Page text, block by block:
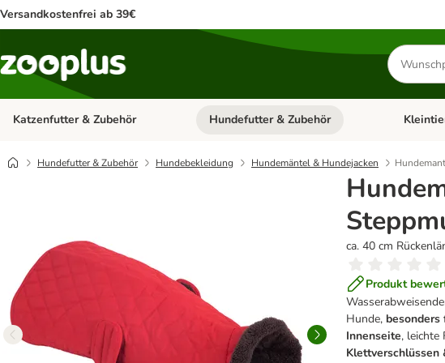
Versandkostenfrei ab 39€
Produkte
suchen
Katzenfutter & Zubehör Kategorie-Menü öffnen: Katzenfutter & Zubehör
Hundefutter & Zubehör
Hundefutter & Zubehör Hundebekleidung Hundemäntel & Hundejacken
ca. 40 cm
Produkt
Hunde,
Innenseite, leichte
Klettverschlüssen